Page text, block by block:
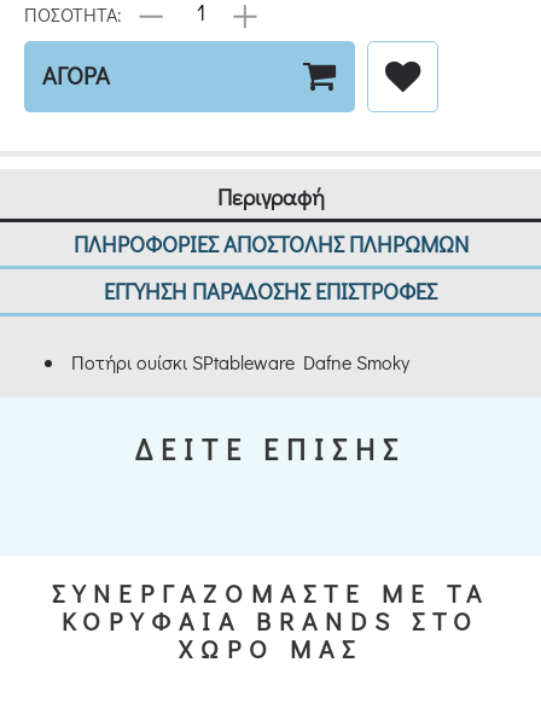
ΠΟΣΟΤΗΤΑ:
ΑΓΟΡΑ
Περιγραφή
ΠΛΗΡΟΦΟΡΙΕΣ ΑΠΟΣΤΟΛΗΣ ΠΛΗΡΩΜΩΝ
ΕΓΓΥΗΣΗ ΠΑΡΑΔΟΣΗΣ ΕΠΙΣΤΡΟΦΕΣ
Ποτήρι ουίσκι SPtableware Dafne Smoky
ΔΕΙΤΕ ΕΠΙΣΗΣ
ΣΥΝΕΡΓΑΖΟΜΑΣΤΕ ΜΕ ΤΑ
ΚΟΡΥΦΑΙΑ BRANDS ΣΤΟ
ΧΩΡΟ ΜΑΣ